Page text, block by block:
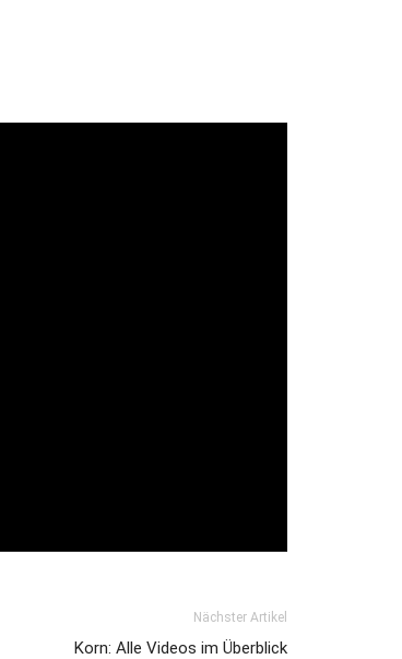
Nächster Artikel
Korn: Alle Videos im Überblick